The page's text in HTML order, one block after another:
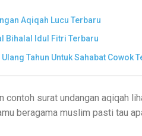
Aqiqah Lucu Terbaru
Bihalal Idul Fitri Terbaru
Tahun Untuk Sahabat Cowok
contoh surat undangan aqiqah
beragama muslim pasti tau